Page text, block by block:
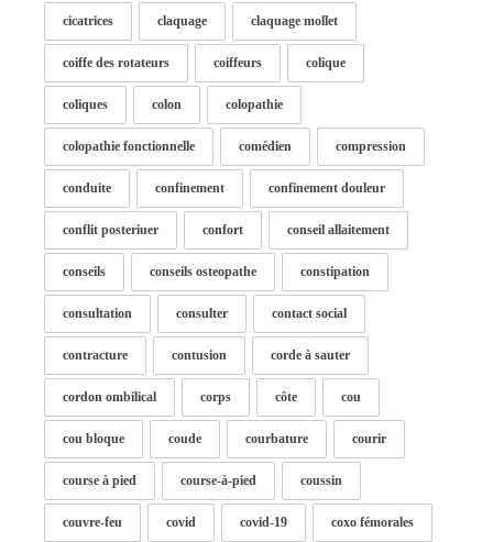
cicatrices claquage claquage mollet
coiffe des rotateurs coiffeurs colique
coliques colon colopathie
colopathie fonctionnelle comédien compression
conduite confinement confinement douleur
conflit posteriuer confort conseil allaitement
conseils conseils osteopathe constipation
consultation consulter contact social
contracture contusion corde à sauter
cordon ombilical corps côte cou
cou bloque coude courbature courir
course à pied course-à-pied coussin
couvre-feu covid covid-19 coxo fémorales